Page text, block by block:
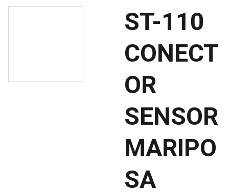
ST-110
CONECT
OR
SENSOR
MARIPO
SA